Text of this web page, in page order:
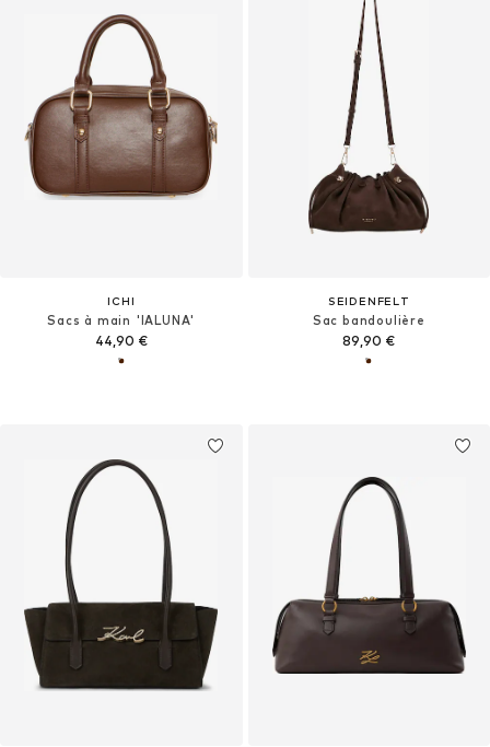
ICHI
Sacs à main 'IALUNA'
44,90 €
SEIDENFELT
Sac bandoulière
89,90 €